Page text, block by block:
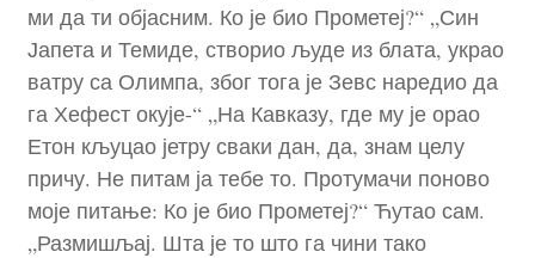
ми да ти објасним. Ко је био Прометеј?“ „Син
Јапета и Темиде, створио људе из блата, украо
ватру са Олимпа, због тога је Зевс наредио да
га Хефест окује-“ „На Кавказу, где му је орао
Етон кљуцао јетру сваки дан, да, знам целу
причу. Не питам ја тебе то. Протумачи поново
моје питање: Ко је био Прометеј?“ Ћутао сам.
„Размишљај. Шта је то што га чини тако